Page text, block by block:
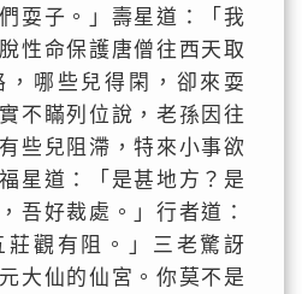
耍子。」壽星道：「我
性命保護唐僧往西天取
哪些兒得閑，卻來耍
不瞞列位說，老孫因往
些兒阻滯，特來小事欲
星道：「是甚地方？是
吾好裁處。」行者道：
莊觀有阻。」三老驚訝
大仙的仙宮。你莫不是